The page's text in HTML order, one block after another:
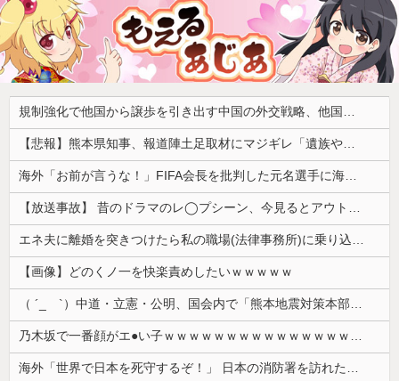
規制強化で他国から譲歩を引き出す中国の外交戦略、他国がサプライチェーン変更で対抗した結果……
【悲報】熊本県知事、報道陣土足取材にマジギレ「遺族や被災者から強い不満でてる！」 → 記者「例えば？」 → 知事、怒り通り越して呆れてしまう ………
海外「お前が言うな！」FIFA会長を批判した元名選手に海外から猛反発！（海外の反応）
【放送事故】 昔のドラマのレ◯プシーン、今見るとアウトすぎる・・・
エネ夫に離婚を突きつけたら私の職場(法律事務所)に乗り込んできた 堂々と「離婚の法律相談です。母の薦めでこちらに参りました」と言っているが、...
【画像】どのくノ一を快楽責めしたいｗｗｗｗｗ
（ ´_ゝ`）中道・立憲・公明、国会内で「熊本地震対策本部会議」各省庁からヒアリング・現地から意見聴取「パーティション、人手、宿泊施設の不足や、...
乃木坂で一番顔がエ●い子ｗｗｗｗｗｗｗｗｗｗｗｗｗｗｗｗｗｗｗ
海外「世界で日本を死守するぞ！」 日本の消防署を訪れたちびっ子集団が世界をメロメロに